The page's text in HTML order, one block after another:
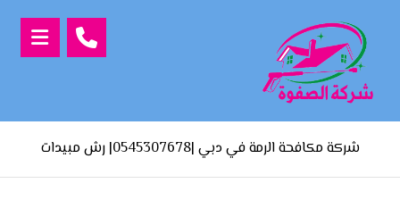
شركة مكافحة الرمة في دبي |0545307678| رش مبيدات